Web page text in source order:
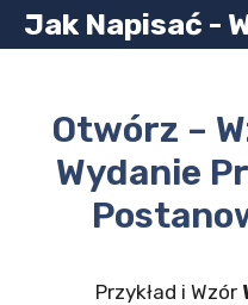
Przejdź
do
Jak Napisać -
Otwórz –
Wydanie
Przykład i Wzór